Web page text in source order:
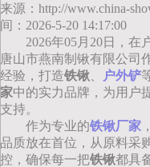
来源：http://www.china-
间：2026-5-20 14:17:00
2026年05月20日，在
唐山市燕南制锹有限公司
经验，打造铁锹 户外铲
家中的实力品牌，为用户
支持。
作为专业的铁锹厂家
品质放在首位，从原料采
控，确保每一把铁锹都具